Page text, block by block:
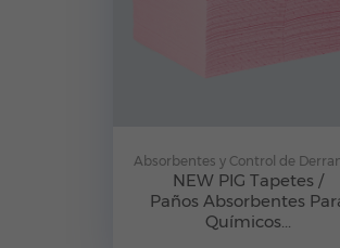
Absorbentes y Control de
NEW PIG Tapetes /
Paños Absorbentes
Químicos...